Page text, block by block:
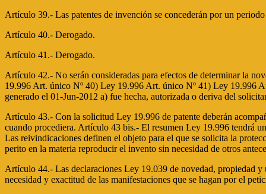
Artículo 39.- Las patentes de invención se concederán por un
Artículo 40.- Derogado.
Artículo 41.- Derogado.
Artículo 42.- No serán consideradas para efectos de determinar la
19.996 Art. único Nº 40) Ley 19.996 Art. único Nº 41) Ley 19.996
generado el 01-Jun-2012 a) fue hecha, autorizada o deriva del
Artículo 43.- Con la solicitud Ley 19.996 de patente deberán
cuando procediera. Artículo 43 bis.- El resumen Ley 19.996 tendrá
Las reivindicaciones definen el objeto para el que se solicita la
perito en la materia reproducir el invento sin necesidad de otros
Artículo 44.- Las declaraciones Ley 19.039 de novedad, propiedad
necesidad y exactitud de las manifestaciones que se hagan por el